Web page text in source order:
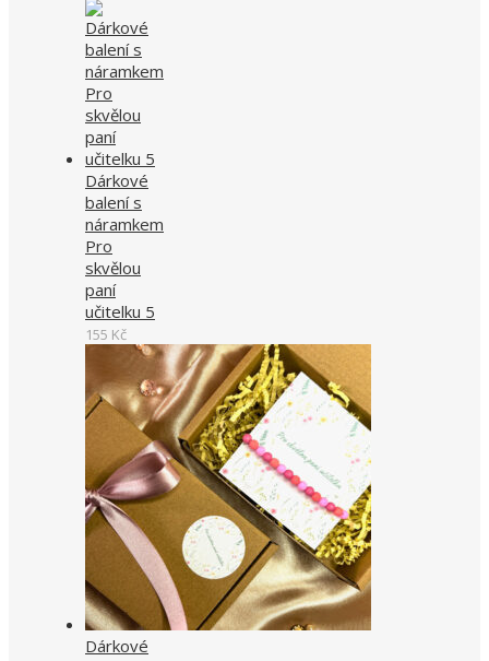
Dárkové
balení s
náramkem
Pro
skvělou
paní
učitelku 5
155 Kč
Dárkové